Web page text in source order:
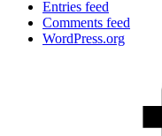
Entries feed
Comments feed
WordPress.org